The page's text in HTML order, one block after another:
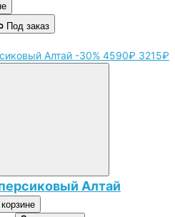
Под заказ
-30% 4590₽ 3215₽
Алтай